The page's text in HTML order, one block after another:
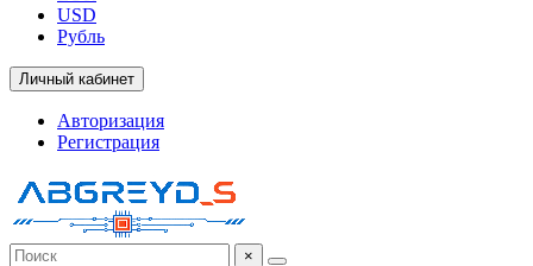
USD
Рубль
Личный кабинет
Авторизация
Регистрация
×